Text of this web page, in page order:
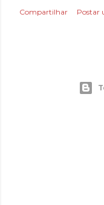
Compartilhar Postar